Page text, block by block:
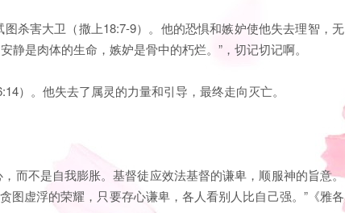
杀害大卫（撒上18:7-9）。他的恐惧和嫉妒使他失去理智，无
是肉体的生命，嫉妒是骨中的朽烂。”，切记切记啊。
）。他失去了属灵的力量和引导，最终走向灭亡。
而不是自我膨胀。基督徒应效法基督的谦卑，顺服神的旨意。
虚浮的荣耀，只要存心谦卑，各人看别人比自己强。”《雅各